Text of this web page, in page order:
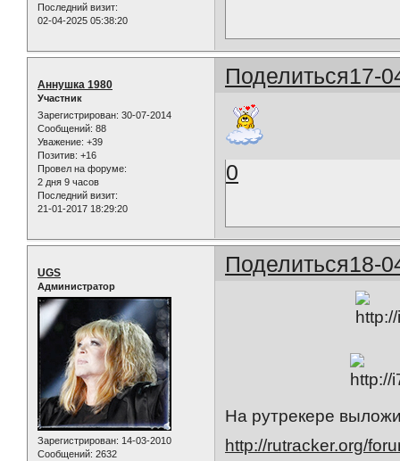
Последний визит:
02-04-2025 05:38:20
Поделиться17-
Аннушка 1980
Участник
Зарегистрирован: 30-07-2014
Сообщений: 88
Уважение: +39
Позитив: +16
Провел на форуме:
2 дня 9 часов
Последний визит:
21-01-2017 18:29:20
0
Поделиться18-
UGS
Администратор
Зарегистрирован: 14-03-2010
Сообщений: 2632
На рутрекере
http://rutracker.org/